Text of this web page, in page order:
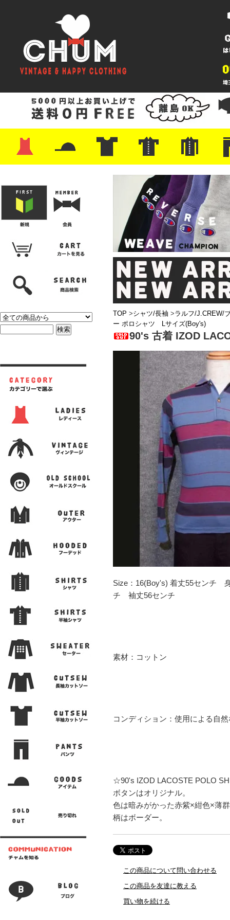
・レザーシューズ/スニーカー
・プリントTシャツ
・バンド/ツアー
・キャラクター
・Nike/adidas/スポーツ
・チャンピオン
・サーフ/スケート
・ボーダー/総柄/無地
・フットボール/リンガー
・タンクトップ/NBA・ポロシャツ
・半袖シャツ
・アロハ/サーフ/ボーリング
・ラルフ/ブランド
・無地/チェック/ストラ
・ワーク/ミリタリー/ウ
・ネル/ウール ・ショ
・アウ
・ジー
・
・ミリ
・コー
・コッ
・オー
・ジャ
ン
TOP >シャツ/長袖 >ラルフ/J.CREW/
ー ポロシャツ Lサイズ(Boy's)
90's 古着 IZOD
Size：16(Boy's) 着丈55センチ
チ 袖丈56センチ
素材：コットン
コンディション：使用による自
☆90's IZOD LACOSTE POLO
ボタンはオリジナル。
色は暗みがかった赤紫×紺色×薄
柄はボーダー。
この商品について問い合わせる
この商品を友達に教える
買い物を続ける